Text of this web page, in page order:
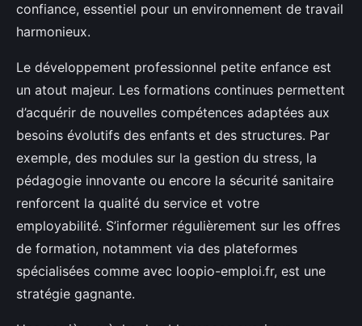
confiance, essentiel pour un environnement de travail
harmonieux.
Le développement professionnel petite enfance est
un atout majeur. Les formations continues permettent
d’acquérir de nouvelles compétences adaptées aux
besoins évolutifs des enfants et des structures. Par
exemple, des modules sur la gestion du stress, la
pédagogie innovante ou encore la sécurité sanitaire
renforcent la qualité du service et votre
employabilité. S’informer régulièrement sur les offres
de formation, notamment via des plateformes
spécialisées comme avec loopio-emploi.fr, est une
stratégie gagnante.